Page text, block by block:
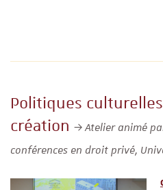
Politiques
création
Atelier animé
conférences en droit privé,